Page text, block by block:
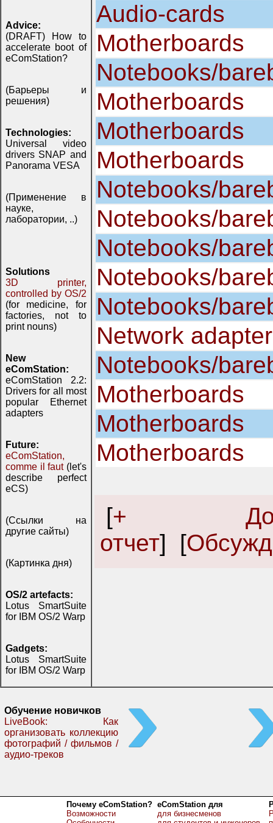
Advice:
(DRAFT) How to
accelerate boot of
eComStation?
(Барьеры и
решения)
Technologies:
Universal video
drivers SNAP and
Panorama VESA
(Применение в
науке,
лаборатории, ..)
Solutions
3D printer,
controlled by OS/2
(for medicine, for
factories, not to
print nouns)
New
eComStation:
eComStation 2.2:
Drivers for all most
popular Ethernet
adapters
Future:
eComStation,
comme il faut(let's
describe perfect
eCS)
(Ссылки на
другие сайты)
(Картинка дня)
OS/2 artefacts:
Lotus SmartSuite
for IBM OS/2 Warp
Gadgets:
Lotus SmartSuite
for IBM OS/2 Warp
Audio-cards
Motherboards
Notebooks/
Motherboards
Motherboards
Motherboards
Notebooks/
Notebooks/
Notebooks/
Notebooks/
Notebooks/
Network
Notebooks/
Motherboards
Motherboards
Motherboards
[+
отчет] [
Обучение новичков
LiveBook: Как
организовать коллекцию
фотографий / фильмов /
аудио-треков
Почему eComStation?
Возможности
eComStation для
для бизнесменов